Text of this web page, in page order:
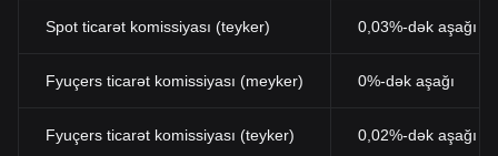
Spot ticarət komissiyası (teyker) 0,03%-dək aşağı
Fyuçers ticarət komissiyası (meyker) 0%-dək aşağı
Fyuçers ticarət komissiyası (teyker) 0,02%-dək aşağı